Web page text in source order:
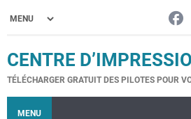
CENTRE
TÉLÉCHARGER GRATUIT DES PILOTES POUR
MENU